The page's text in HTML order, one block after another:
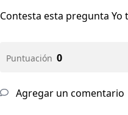
Contesta esta pregunta Yo
Puntuación 0
Agregar un comentario